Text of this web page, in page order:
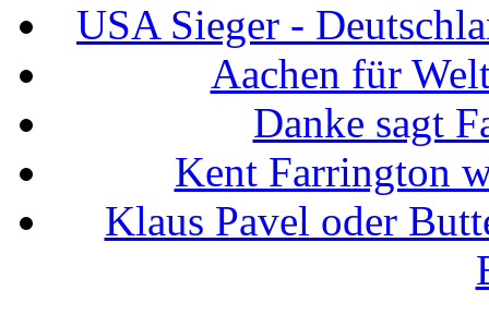
USA Sieger -
Aachen für
Danke sagt
Kent Farrington
Klaus Pavel oder